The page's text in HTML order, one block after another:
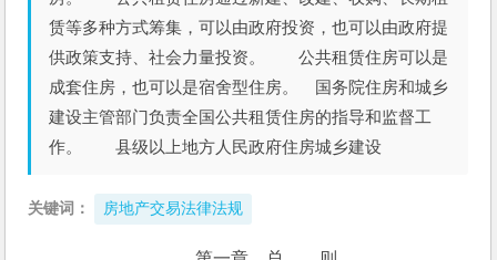
赁等多种方式筹集，可以由政府投资，也可以由政府提
供政策支持、社会力量投资。 公共租赁住房可以是
成套住房，也可以是宿舍型住房。 国务院住房和城乡
建设主管部门负责全国公共租赁住房的指导和监督工
作。 县级以上地方人民政府住房城乡建设
关键词： 房地产交易法律法规